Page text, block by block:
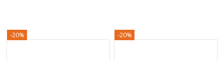
-20% -20%